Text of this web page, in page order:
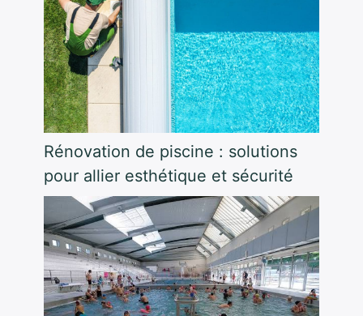
Rénovation de piscine : solutions
pour allier esthétique et sécurité